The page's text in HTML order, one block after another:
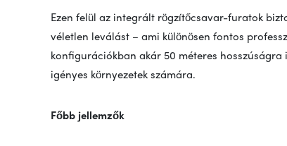
Ezen felül az integrált rögzítőcsavar-furatok
véletlen leválást – ami különösen fontos
konfigurációkban akár 50 méteres
igényes környezetek számára.
Főbb jellemzők